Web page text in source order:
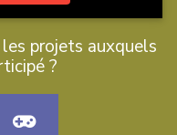
projets auxquels
?